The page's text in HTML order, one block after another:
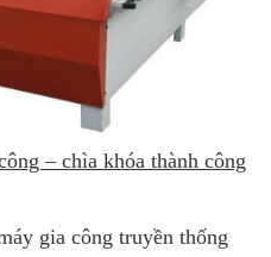
– chìa khóa thành công
gia công truyền thống